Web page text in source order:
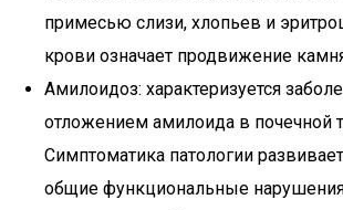
примесью слизи, хлопьев и
крови означает продвижение
Амилоидоз: характеризуется
отложением амилоида в почечной
Симптоматика патологии
общие функциональные